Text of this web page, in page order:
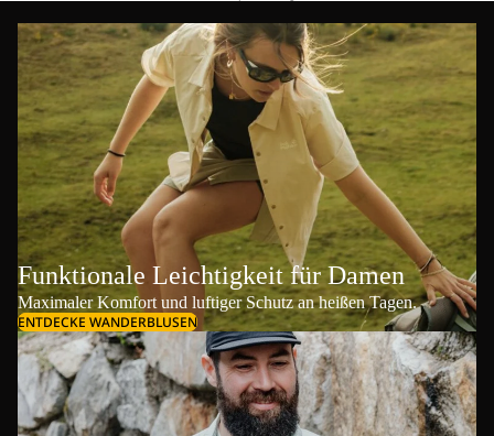
Funktionale Leichtigkeit für Damen
Maximaler Komfort und luftiger Schutz an heißen Tagen.
ENTDECKE WANDERBLUSEN